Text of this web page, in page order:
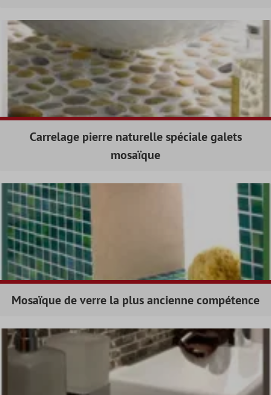
Carrelage pierre naturelle spéciale galets
mosaïque
Mosaïque de verre la plus ancienne compétence